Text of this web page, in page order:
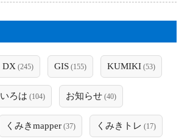
DX (245) GIS (155) KUMIKI (53)
いろは (104) お知らせ (40)
くみきmapper (37) くみきトレ (17)